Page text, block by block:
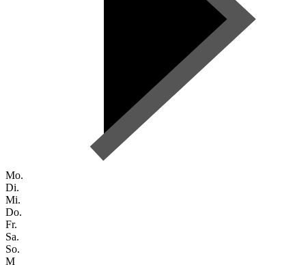
Mo.
Di.
Mi.
Do.
Fr.
Sa.
So.
M